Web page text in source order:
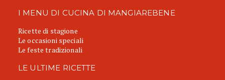
I MENU DI CUCINA DI MANGIAREBENE
Ricette di stagione
Le occasioni speciali
Le feste tradizionali
LE ULTIME RICETTE